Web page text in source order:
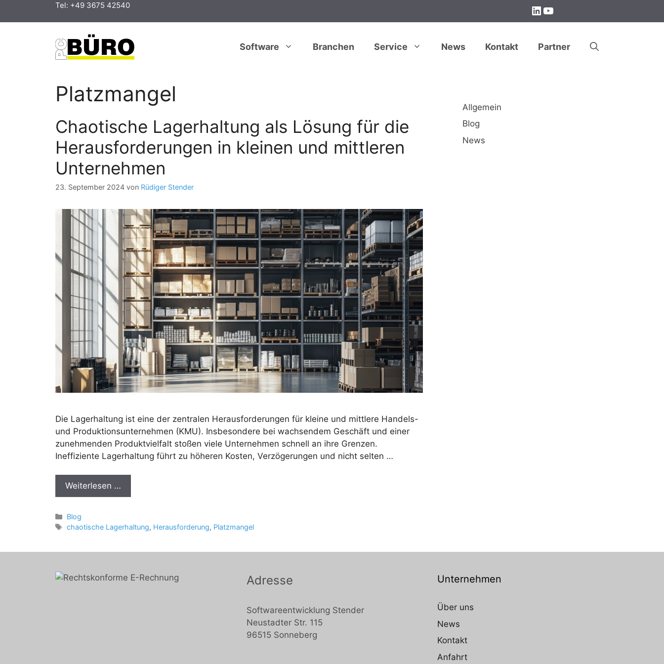
LinkedIn
YouTube
Tel: +49 3675 42540
Software Branchen Service News Kontakt Partner
Platzmangel
Chaotische Lagerhaltung als Lösung für die
Herausforderungen in kleinen und mittleren
Unternehmen
23. September 2024 von Rüdiger Stender
Die Lagerhaltung ist eine der zentralen Herausforderungen für kleine und mittlere Handels-
und Produktionsunternehmen (KMU). Insbesondere bei wachsendem Geschäft und einer
zunehmenden Produktvielfalt stoßen viele Unternehmen schnell an ihre Grenzen.
Ineffiziente Lagerhaltung führt zu höheren Kosten, Verzögerungen und nicht selten …
Weiterlesen …
Kategorien
Blog
Schlagwörter
chaotische Lagerhaltung, Herausforderung, Platzmangel
Allgemein
Blog
News
Adresse
Softwareentwicklung Stender
Neustadter Str. 115
96515 Sonneberg
Unternehmen
Über uns
News
Kontakt
Anfahrt